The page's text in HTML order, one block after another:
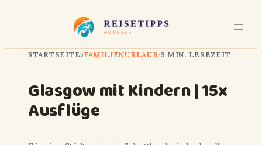
STARTSEITE›FAMILIENURLAUB·9 MIN. LESEZEIT
Glasgow mit Kindern | 15x
Ausflüge